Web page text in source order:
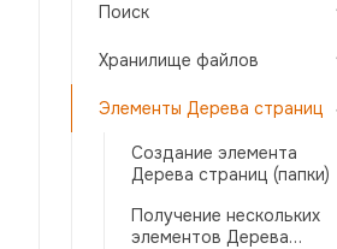
Поиск
Хранилище файлов
Элементы Дерева страниц
Создание элемента
Дерева страниц (папки)
Получение нескольких
элементов Дерева